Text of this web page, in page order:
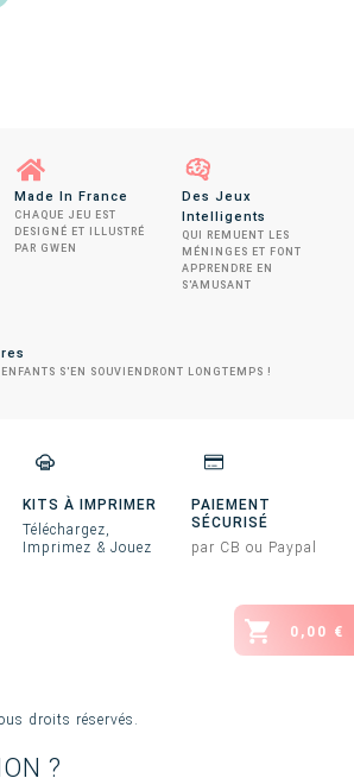
Made In France
CHAQUE JEU EST
DESIGNÉ ET ILLUSTRÉ
PAR GWEN
Des Jeux
Intelligents
QUI REMUENT LES
MÉNINGES ET FONT
APPRENDRE EN
S'AMUSANT
S'EN SOUVIENDRONT LONGTEMPS !
KITS À IMPRIMER
Téléchargez,
Imprimez & Jouez
PAIEMENT
SÉCURISÉ
par CB ou Paypal
0,00 €
droits réservés.
?